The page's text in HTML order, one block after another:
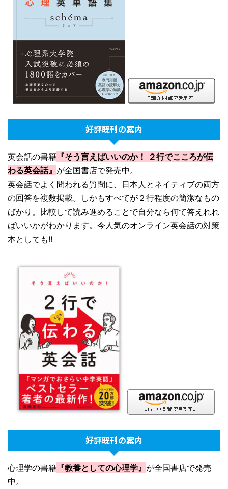
好評既刊の案内
英会話の書籍 『そう言えばいいのか！ ２行でこころが伝
わる英会話』 が全国書店で発売中。
英会話でよく問われる質問に、日本人とネイティブの両方
の回答を複数掲載。しかもすべてが２行程度の簡潔なもの
ばかり。比較して読み進めることで自分なら何て答えれれ
ばいいかがわかります。今人気のオンライン英会話の対策
本としても!!
好評既刊の案内
心理学の書籍 『教養としての心理学』 が全国書店で発売
中。